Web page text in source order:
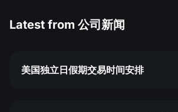
Latest from 公司新闻
美国独立日假期交易时间安排